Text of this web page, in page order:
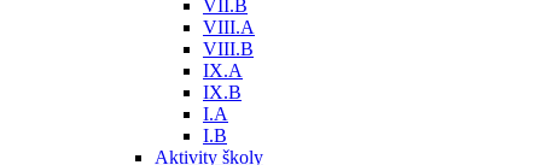
VII.B
VIII.A
VIII.B
IX.A
IX.B
I.A
I.B
Aktivity školy